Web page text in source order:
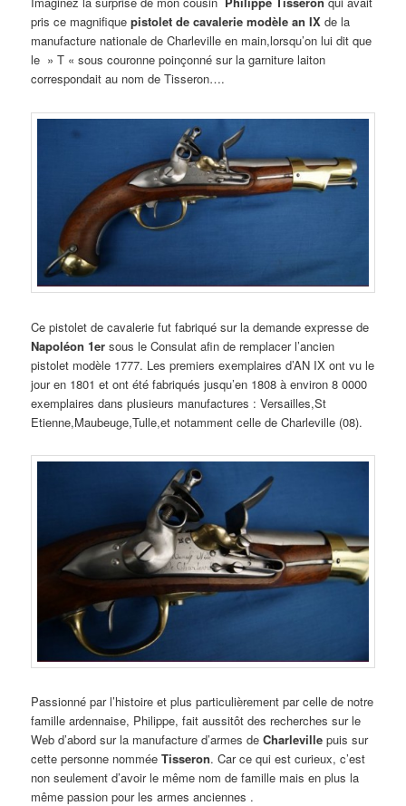
pris ce magnifiquepistolet de cavalerie modèle an IX de la
manufacture nationale de Charleville en main,lorsqu’on lui dit que
le » T « sous couronne poinçonné sur la garniture laiton
correspondait au nom de Tisseron….
Ce pistolet de cavalerie fut fabriqué sur la demande expresse de
Napoléon 1er sous le Consulat afin de remplacer l’ancien
pistolet modèle 1777. Les premiers exemplaires d’AN IX ont vu le
jour en 1801 et ont été fabriqués jusqu’en 1808 à environ 8 0000
exemplaires dans plusieurs manufactures : Versailles,St
Etienne,Maubeuge,Tulle,et notamment celle de Charleville (08).
Passionné par l’histoire et plus particulièrement par celle de notre
famille ardennaise, Philippe, fait aussitôt des recherches sur le
Web d’abord sur la manufacture d’armes de Charleville puis sur
cette personne nomméeTisseron. Car ce qui est curieux, c’est
non seulement d’avoir le même nom de famille mais en plus la
même passion pour les armes anciennes .